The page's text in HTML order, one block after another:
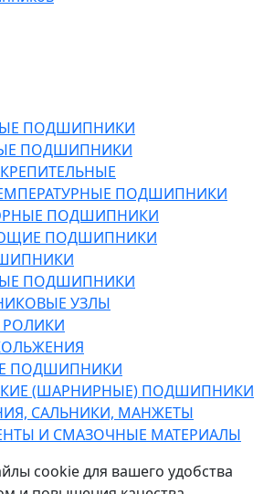
ПОДШИПНИКИ
ПОДШИПНИКИ
ПОДШИПНИКИ
ПОДШИПНИКИ
ПОДШИПНИКИ
ПОДШИПНИКИ
УЗЛЫ
ПОДШИПНИКИ
(ШАРНИРНЫЕ) ПОДШИПНИКИ
САЛЬНИКИ, МАНЖЕТЫ
И СМАЗОЧНЫЕ МАТЕРИАЛЫ
cookie для вашего удобства